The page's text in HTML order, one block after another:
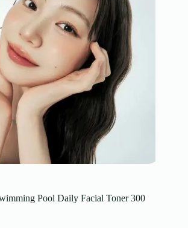
Pool Daily Facial Toner 300